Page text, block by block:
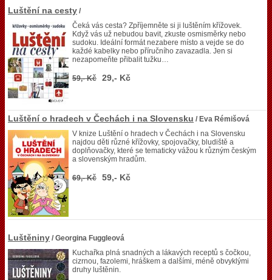
Luštění na cesty /
Čeká vás cesta? Zpříjemněte si ji luštěním křížovek.
Když vás už nebudou bavit, zkuste osmisměrky nebo
sudoku. Ideální formát nezabere místo a vejde se do
každé kabelky nebo příručního zavazadla. Jen si
nezapomeňte přibalit tužku…
59,- Kč 29,- Kč
Luštění o hradech v Čechách i na Slovensku / Eva Rémišová
V knize Luštění o hradech v Čechách i na Slovensku
najdou děti různé křížovky, spojovačky, bludiště a
doplňovačky, které se tematicky vážou k různým českým
a slovenským hradům.
69,- Kč 59,- Kč
Luštěniny / Georgina Fuggleová
Kuchařka plná snadných a lákavých receptů s čočkou,
cizrnou, fazolemi, hráškem a dalšími, méně obvyklými
druhy luštěnin.